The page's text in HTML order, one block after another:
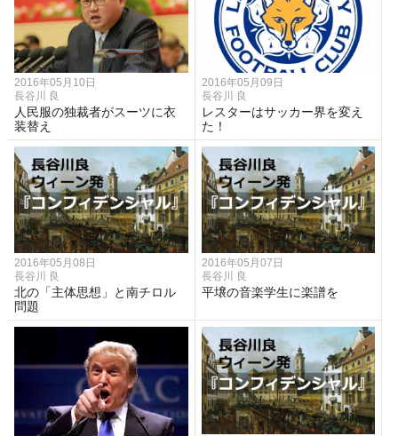
2016年05月10日
長谷川 良
人民服の独裁者がスーツに衣
装替え
2016年05月09日
長谷川 良
レスターはサッカー界を変え
た！
2016年05月08日
長谷川 良
北の「主体思想」と南チロル
問題
2016年05月07日
長谷川 良
平壌の音楽学生に楽譜を